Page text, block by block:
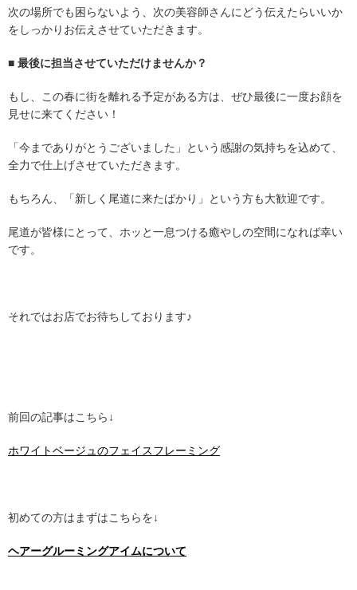
次の場所でも困らないよう、次の美容師さんにどう伝えたらいいか
をしっかりお伝えさせていただきます。
■ 最後に担当させていただけませんか？
もし、この春に街を離れる予定がある方は、ぜひ最後に一度お顔を
見せに来てください！
「今までありがとうございました」という感謝の気持ちを込めて、
全力で仕上げさせていただきます。
もちろん、「新しく尾道に来たばかり」という方も大歓迎です。
尾道が皆様にとって、ホッと一息つける癒やしの空間になれば幸い
です。
それではお店でお待ちしております♪
前回の記事はこちら↓
ホワイトベージュのフェイスフレーミング
初めての方はまずはこちらを↓
ヘアーグルーミングアイムについて